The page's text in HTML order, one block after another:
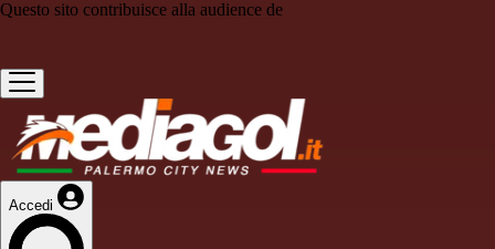
Questo sito contribuisce alla audience de
Accedi